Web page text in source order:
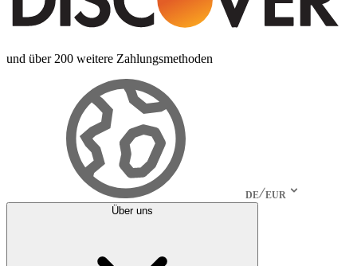
und über 200 weitere Zahlungsmethoden
DE EUR
Über uns